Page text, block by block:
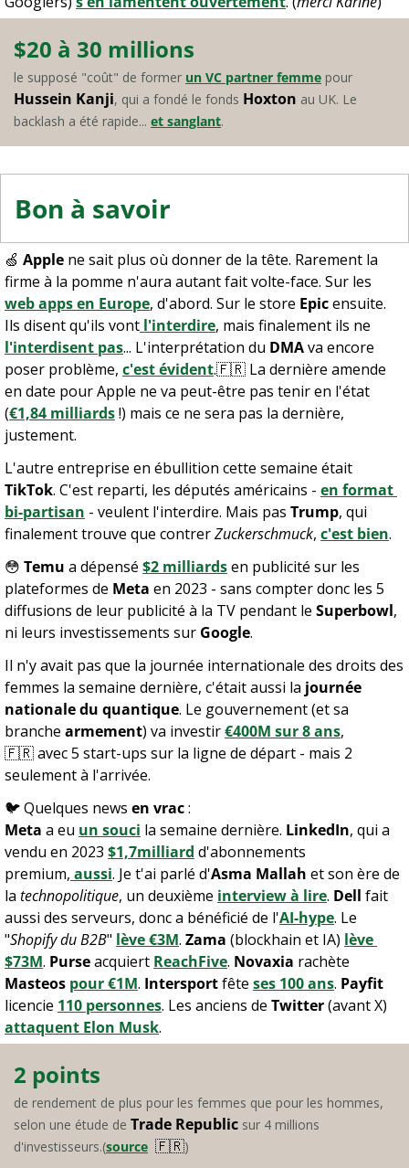
$20 à 30 millions
le supposé "coût" de former un VC partner femme
Hussein Kanji, qui a fondé le fonds Hoxton au UK. Le
backlash a été rapide... et sanglant.
Bon à savoir
🍏 Apple ne sait plus où donner de la tête. Rarement la
web apps en Europe, d'abord. Sur le store Epic ensuite.
Ils disent qu'ils vont l'interdire
l'interdisent pas... L'interprétation du DMA va encore
poser problème, c'est évident.🇫🇷 La dernière amende
en date pour Apple ne va peut-être pas tenir en l'état
(€1,84 milliards !) mais ce ne sera pas la dernière,
justement.
TikTok. C'est reparti, les députés américains - en format
bi-partisan - veulent l'interdire. Mais pas Trump, qui
finalement trouve que contrer Zuckerschmuck, c'est bien.
😳 Temu a dépensé $2 milliards en publicité sur les
plateformes de Meta en 2023 - sans compter donc les 5
diffusions de leur publicité à la TV pendant le Superbowl,
ni leurs investissements sur Google.
Il n'y avait pas que la journée internationale des droits des
femmes la semaine dernière, c'était aussi la journée
nationale du quantique. Le gouvernement (et sa
branche armement) va investir €400M sur 8 ans,
🇫🇷 avec 5 start-ups sur la ligne de départ - mais 2
seulement à l'arrivée.
🐦 Quelques news en vrac :
Meta a eu un souci la semaine dernière. LinkedIn, qui a
vendu en 2023 $1,7milliard d'abonnements
premium, aussi. Je t'ai parlé d'Asma Mallah et son ère de
la technopolitique, un deuxième interview à lire. Dell fait
aussi des serveurs, donc a bénéficié de l'AI-hype. Le
"Shopify du B2B" lève €3M. Zama (blockhain et IA) lève
$73M. Purse acquiert ReachFive. Novaxia
Masteos pour €1M. Intersport fête ses 100 ans. Payfit
licencie 110 personnes. Les anciens de Twitter
attaquent Elon Musk.
2 points
de rendement de plus pour les femmes que pour les hommes,
selon une étude de Trade Republic sur 4 millions
d'investisseurs.(source 🇫🇷)